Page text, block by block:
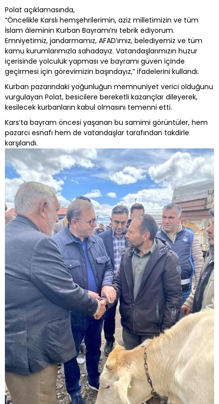
Polat açıklamasında,
“Öncelikle Karslı hemşehrilerimin, aziz milletimizin ve tüm
İslam âleminin Kurban Bayramı’nı tebrik ediyorum.
Emniyetimiz, jandarmamız, AFAD’ımız, belediyemiz ve tüm
kamu kurumlarımızla sahadayız. Vatandaşlarımızın huzur
içerisinde yolculuk yapması ve bayramı güven içinde
geçirmesi için görevimizin başındayız,” ifadelerini kullandı.
Kurban pazarındaki yoğunluğun memnuniyet verici olduğunu
vurgulayan Polat, besicilere bereketli kazançlar dileyerek,
kesilecek kurbanların kabul olmasını temenni etti.
Kars’ta bayram öncesi yaşanan bu samimi görüntüler, hem
pazarcı esnafı hem de vatandaşlar tarafından takdirle
karşılandı.